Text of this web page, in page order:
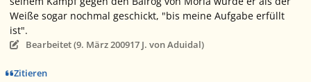
Weiße sogar nochmal geschickt, "bis meine Aufgabe erfüllt
ist".
Bearbeitet (9. März 200917 J. von Aduidal)
Zitieren